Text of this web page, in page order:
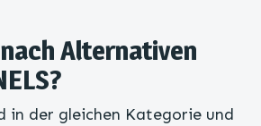
Alternativen
in der gleichen Kategorie und